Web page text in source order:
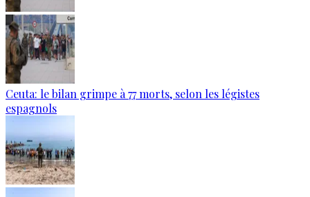
Ceuta: le bilan grimpe à 77 morts, selon les légistes
espagnols